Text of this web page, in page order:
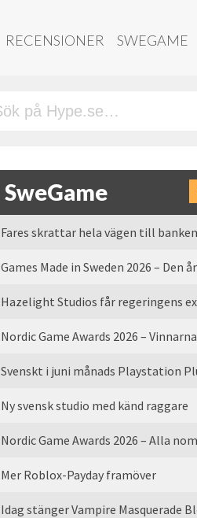
RECENSIONER SWEGAME
SweGame
Nordic Game Awards 2026 – Vinnarna
Svenskt i juni månads Playstation
Ny svensk studio med känd raggare
Mer Roblox-Payday framöver